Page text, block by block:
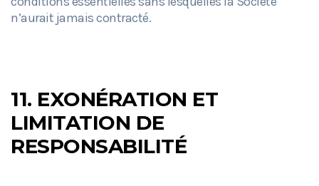
n’aurait jamais contracté.
11. EXONÉRATION ET
LIMITATION DE
RESPONSABILITÉ